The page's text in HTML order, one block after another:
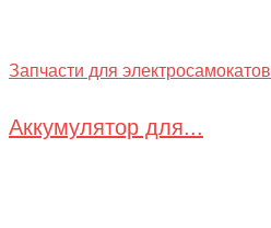
Запчасти для электросамокатов
Аккумулятор для...